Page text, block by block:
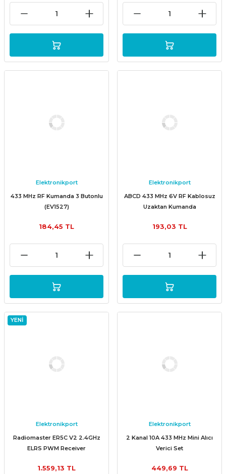
Elektronikport
433 MHz RF Kumanda 3 Butonlu
(EV1527)
184,45 TL
Elektronikport
ABCD 433 MHz 6V RF Kablosuz
Uzaktan Kumanda
193,03 TL
YENİ
Elektronikport
Radiomaster ER5C V2 2.4GHz
ELRS PWM Receiver
1.559,13 TL
Elektronikport
2 Kanal 10A 433 MHz Mini Alıcı
Verici Set
449,69 TL